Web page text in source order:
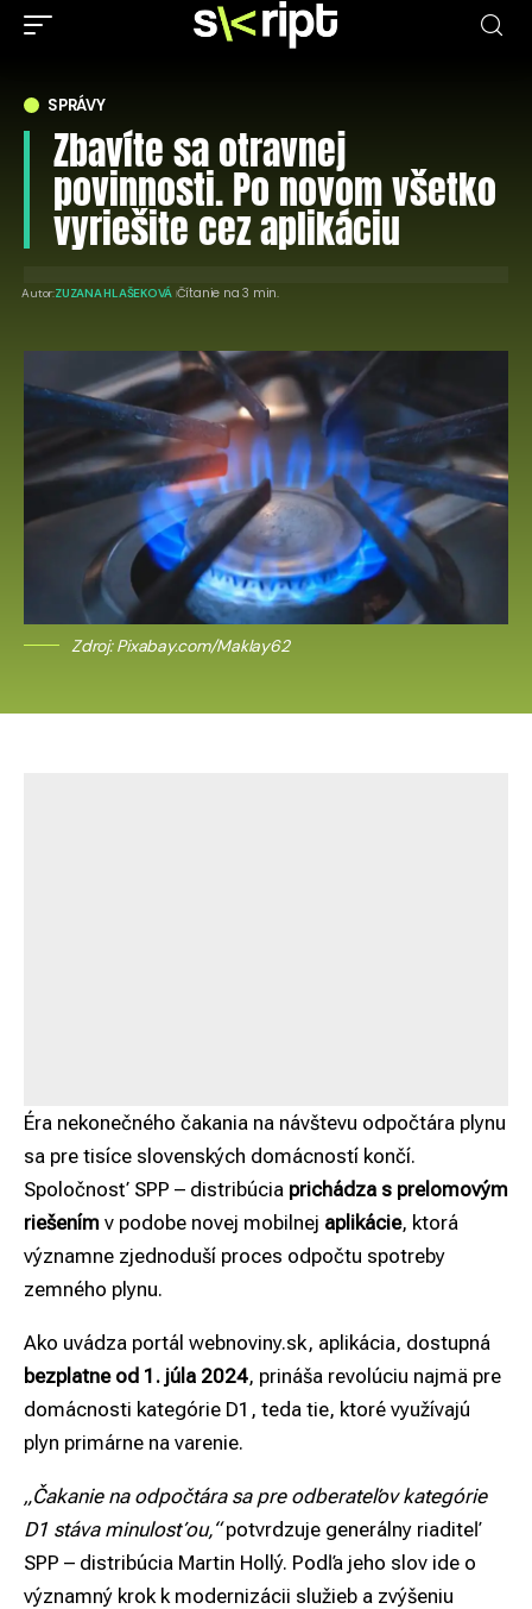
SPRÁVY
Zbavíte sa otravnej
povinnosti. Po novom všetko
vyriešite cez aplikáciu
Autor:ZUZANA HLAŠEKOVÁ Čítanie na 3 min.
Zdroj: Pixabay.com/Maklay62
Éra nekonečného čakania na návštevu odpočtára plynu
sa pre tisíce slovenských domácností končí.
Spoločnosť SPP – distribúcia prichádza s prelomovým
riešením v podobe novej mobilnej aplikácie, ktorá
významne zjednoduší proces odpočtu spotreby
zemného plynu.
Ako uvádza portál webnoviny.sk, aplikácia, dostupná
bezplatne od 1. júla 2024, prináša revolúciu najmä pre
domácnosti kategórie D1, teda tie, ktoré využívajú
plyn primárne na varenie.
„Čakanie na odpočtára sa pre odberateľov kategórie
D1 stáva minulosťou,“potvrdzuje generálny riaditeľ
SPP – distribúcia Martin Hollý. Podľa jeho slov ide o
významný krok k modernizácii služieb a zvýšeniu